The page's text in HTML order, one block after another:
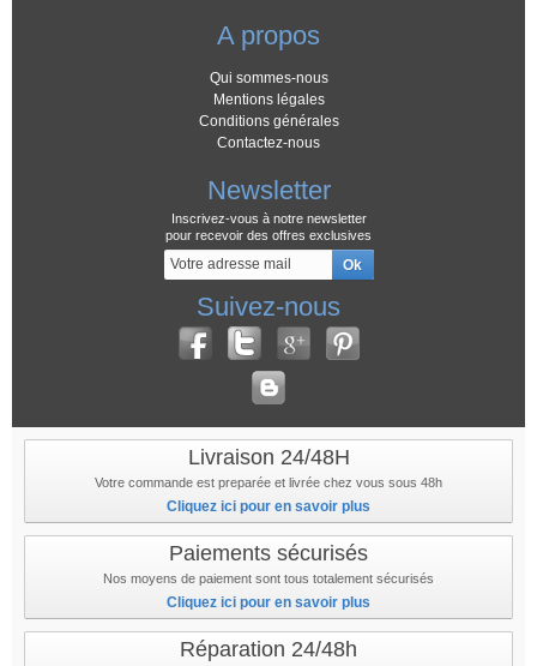
A propos
Qui sommes-nous
Mentions légales
Conditions générales
Contactez-nous
Newsletter
Inscrivez-vous à notre newsletter
pour recevoir des offres exclusives
Suivez-nous
Livraison 24/48H
Votre commande est preparée et livrée chez vous sous 48h
Cliquez ici pour en savoir plus
Paiements sécurisés
Nos moyens de paiement sont tous totalement sécurisés
Cliquez ici pour en savoir plus
Réparation 24/48h